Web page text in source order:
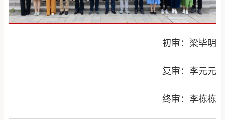
初审：梁毕明
复审：李元元
终审：李栋栋